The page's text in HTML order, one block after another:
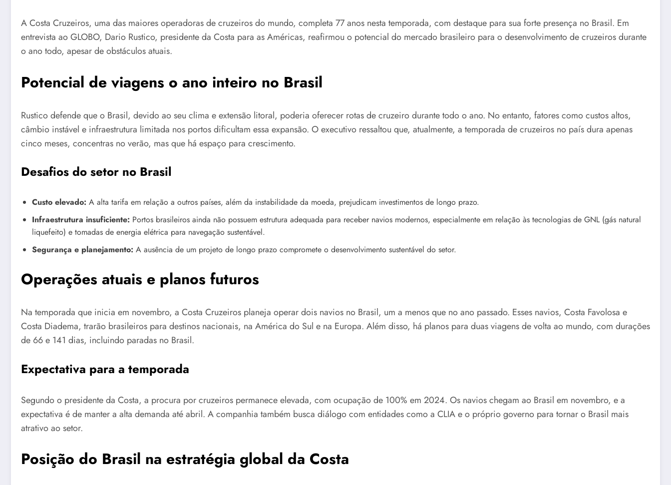
A Costa Cruzeiros, uma das maiores operadoras de cruzeiros do mundo, completa 77 anos nesta temporada, com destaque para sua forte presença no Brasil. Em
entrevista ao GLOBO, Dario Rustico, presidente da Costa para as Américas, reafirmou o potencial do mercado brasileiro para o desenvolvimento de cruzeiros durante
o ano todo, apesar de obstáculos atuais.
Potencial de viagens o ano inteiro no Brasil
Rustico defende que o Brasil, devido ao seu clima e extensão litoral, poderia oferecer rotas de cruzeiro durante todo o ano. No entanto, fatores como custos altos,
câmbio instável e infraestrutura limitada nos portos dificultam essa expansão. O executivo ressaltou que, atualmente, a temporada de cruzeiros no país dura apenas
cinco meses, concentras no verão, mas que há espaço para crescimento.
Desafios do setor no Brasil
Custo elevado: A alta tarifa em relação a outros países, além da instabilidade da moeda, prejudicam investimentos de longo prazo.
Infraestrutura insuficiente: Portos brasileiros ainda não possuem estrutura adequada para receber navios modernos, especialmente em relação às tecnologias de GNL (gás natural
liquefeito) e tomadas de energia elétrica para navegação sustentável.
Segurança e planejamento: A ausência de um projeto de longo prazo compromete o desenvolvimento sustentável do setor.
Operações atuais e planos futuros
Na temporada que inicia em novembro, a Costa Cruzeiros planeja operar dois navios no Brasil, um a menos que no ano passado. Esses navios, Costa Favolosa e
Costa Diadema, trarão brasileiros para destinos nacionais, na América do Sul e na Europa. Além disso, há planos para duas viagens de volta ao mundo, com durações
de 66 e 141 dias, incluindo paradas no Brasil.
Expectativa para a temporada
Segundo o presidente da Costa, a procura por cruzeiros permanece elevada, com ocupação de 100% em 2024. Os navios chegam ao Brasil em novembro, e a
expectativa é de manter a alta demanda até abril. A companhia também busca diálogo com entidades como a CLIA e o próprio governo para tornar o Brasil mais
atrativo ao setor.
Posição do Brasil na estratégia global da Costa